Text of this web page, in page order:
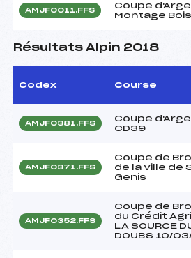
AMJF0011.FFS
Coupe
Montage Bois
Résultats Alpin 2018
Codex Course
AMJF0381.FFS
Coupe
CD39
AMJF0371.FFS
Coupe de
de la Ville de
Genis
AMJF0352.FFS
Coupe de
du Crédit
LA SOURCE
DOUBS 10/